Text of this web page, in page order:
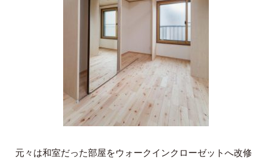
元々は和室だった部屋をウォークインクローゼットへ改修